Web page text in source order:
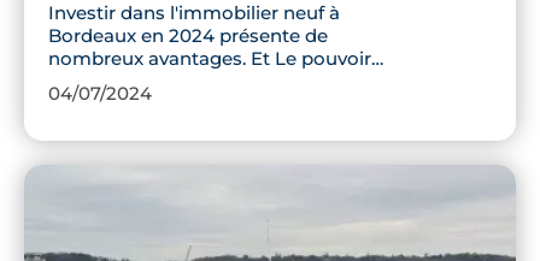
Investir dans l'immobilier neuf à
Bordeaux en 2024 présente de
nombreux avantages. Et Le pouvoir
d'achat immobilier des Français
s'améliore grâce à la stabilisation des
pour votre projet d’achat immobilier.
04/07/2024